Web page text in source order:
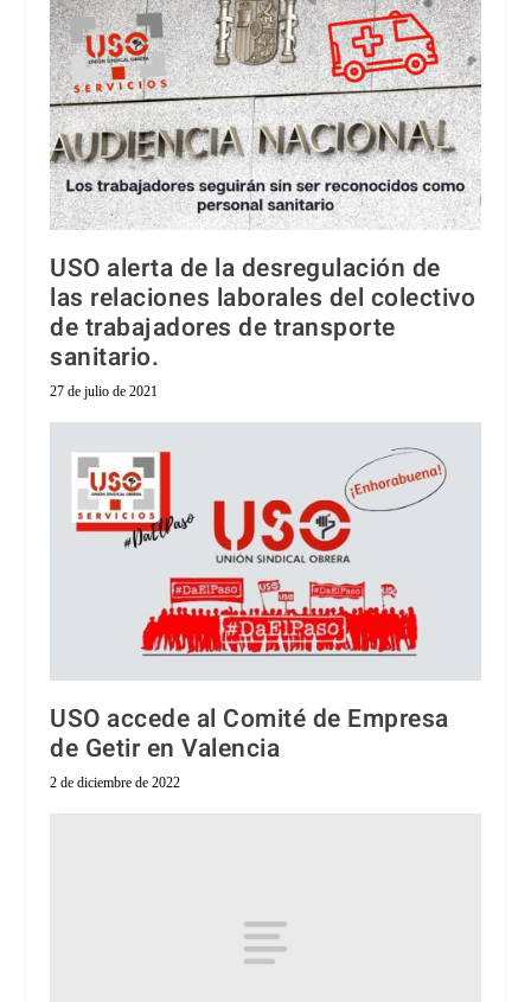
USO alerta de la desregulación de
las relaciones laborales del colectivo
de trabajadores de transporte
sanitario.
27 de julio de 2021
USO accede al Comité de Empresa
de Getir en Valencia
2 de diciembre de 2022